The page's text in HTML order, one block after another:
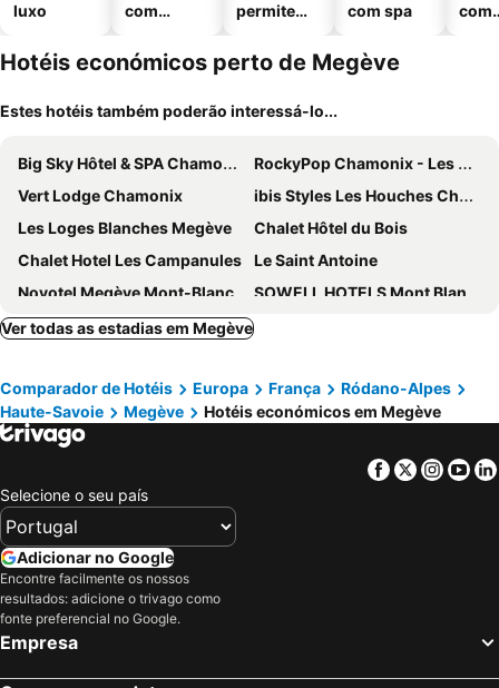
luxo
com
permitem
com spa
com
Hotéis económicos perto de Megève
Estes hotéis também poderão interessá-lo...
Big Sky Hôtel & SPA Chamonix
RockyPop Chamonix - Les Houches
Vert Lodge Chamonix
ibis Styles Les Houches Chamonix
Les Loges Blanches Megève
Chalet Hôtel du Bois
Chalet Hotel Les Campanules
Le Saint Antoine
Novotel Megève Mont-Blanc
SOWELL HOTELS Mont Blanc et SPA
La Maison Neuve
Coeur de Megève
Au Vieux Moulin
CGH Résidences & Spas Les Chalets de Jouvence
La Grange d'Arly
Mamie Megève
Hôtel Les Roches Fleuries
ibis Styles Sallanches Pays du Mont-Blanc
Carlina
Hôtel L'Arboisie
Best Western Plus Pays du Mont Blanc
Les Chalets de la Serraz
MGM Hôtels & Résidences – Hôtel Alhena
La Ferme du Golf
L'Alpaga, A Beaumier Hotel
Ver todas as estadias em Megève
Comparador de Hotéis Europa França
Ródano-Alpes
Haute-Savoie
Megève Hotéis económicos em Megève
Facebook
Twitter
Selecione o seu país
Adicionar no Google
Encontre facilmente os nossos
resultados: adicione o trivago como
fonte preferencial no Google.
Empresa